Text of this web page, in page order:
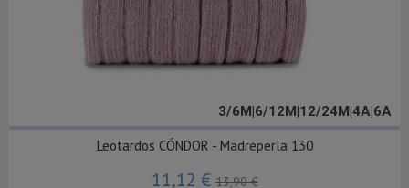
3/6M|6/12M|12/24M|4A|6A
Leotardos CÓNDOR - Madreperla 130
11,12 €13,90 €